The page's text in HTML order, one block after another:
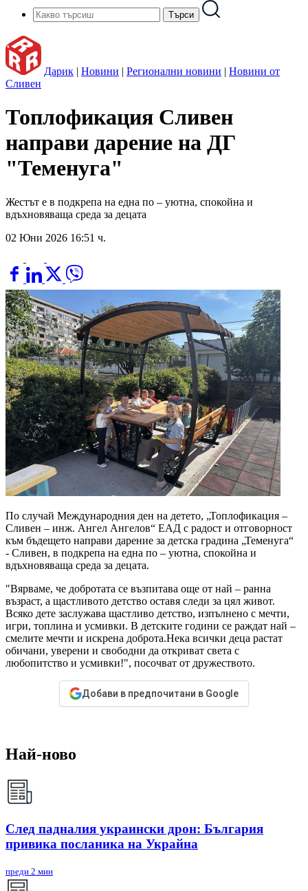
Дарик | Новини | Регионални новини | Новини от
Сливен
Топлофикация Сливен
направи дарение на ДГ
"Теменуга"
Жестът е в подкрепа на една по – уютна, спокойна и
вдъхновяваща среда за децата
02 Юни 2026 16:51 ч.
По случай Международния ден на детето, „Топлофикация –
Сливен – инж. Ангел Ангелов“ ЕАД с радост и отговорност
към бъдещето направи дарение за детска градина „Теменуга“
- Сливен, в подкрепа на една по – уютна, спокойна и
вдъхновяваща среда за децата.
"Вярваме, че добротата се възпитава още от най – ранна
възраст, а щастливото детство оставя следи за цял живот.
Всяко дете заслужава щастливо детство, изпълнено с мечти,
игри, топлина и усмивки. В детските години се раждат най –
смелите мечти и искрена доброта.Нека всички деца растат
обичани, уверени и свободни да откриват света с
любопитство и усмивки!", посочват от дружеството.
Добави в предпочитани в Google
Най-ново
След падналия украински дрон: България
привика посланика на Украйна
преди 2 мин